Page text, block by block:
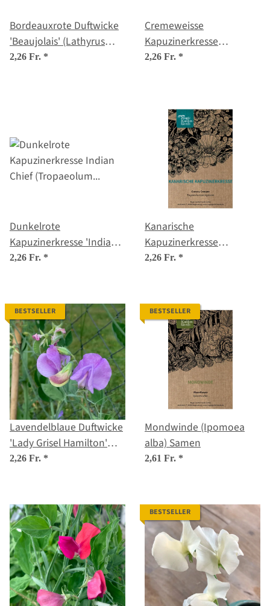
Bordeauxrote Duftwicke
'Beaujolais' (Lathyrus
odoratus) Samen
2,26 Fr. *
Cremeweisse
Kapuzinerkresse
'Milkmaid' (Tropaeolum
2,26 Fr. *
Dunkelrote
Kapuzinerkresse 'Indian
Chief' (Tropaeolum
2,26 Fr. *
Kanarische
Kapuzinerkresse
(Tropaeolum
2,26 Fr. *
BESTSELLER
Lavendelblaue Duftwicke
'Lady Grisel Hamilton'
(Lathyrus odoratus)
2,26 Fr. *
BESTSELLER
Mondwinde (Ipomoea
alba) Samen
2,61 Fr. *
BESTSELLER